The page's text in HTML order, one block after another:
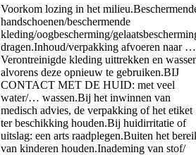
Voorkom lozing in het milieu.
handschoenen/beschermende
kleding/oogbescherming/
dragen.Inhoud/verpakking afvoeren naar …
Verontreinigde kleding uittrekken en
alvorens deze opnieuw te gebruiken.BIJ
CONTACT MET DE HUID: met veel
water/… wassen.Bij het inwinnen van
medisch advies, de verpakking of het etiket
ter beschikking houden.Bij huidirritatie of
uitslag: een arts raadplegen.Buiten het
van kinderen houden.Inademing van stof/